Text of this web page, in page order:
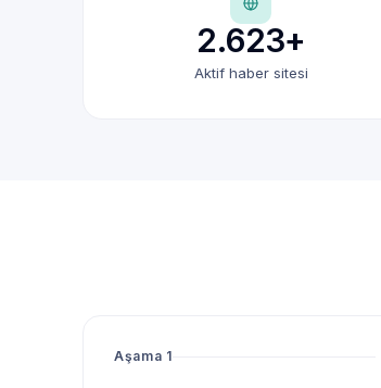
2.623+
Aktif haber sitesi
Aşama 1